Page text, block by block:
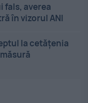
fals, averea
în vizorul ANI
la cetățenia